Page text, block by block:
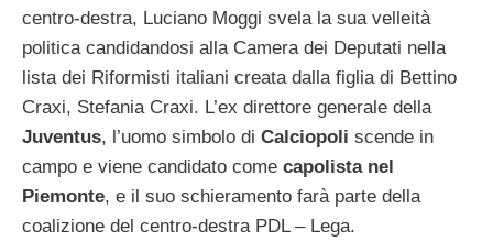
centro-destra, Luciano Moggi svela la sua velleità
politica candidandosi alla Camera dei Deputati nella
lista dei Riformisti italiani creata dalla figlia di Bettino
Craxi, Stefania Craxi. L’ex direttore generale della
Juventus, l’uomo simbolo di Calciopoli scende in
campo e viene candidato come capolista nel
Piemonte, e il suo schieramento farà parte della
coalizione del centro-destra PDL – Lega.